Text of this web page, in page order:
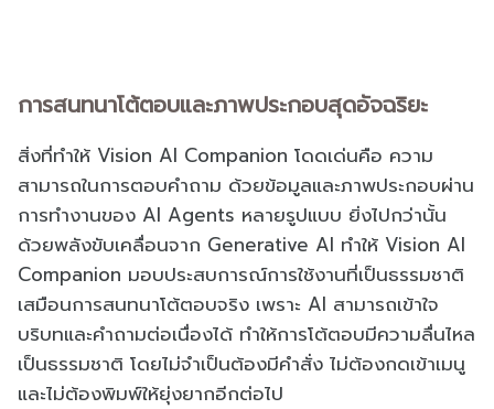
การสนทนาโต้ตอบและภาพประกอบสุดอัจฉริยะ
สิ่งที่ทำให้ Vision AI Companion โดดเด่นคือ ความ
สามารถในการตอบคำถาม ด้วยข้อมูลและภาพประกอบผ่าน
การทำงานของ AI Agents หลายรูปแบบ ยิ่งไปกว่านั้น
ด้วยพลังขับเคลื่อนจาก Generative AI ทำให้ Vision AI
Companion มอบประสบการณ์การใช้งานที่เป็นธรรมชาติ
เสมือนการสนทนาโต้ตอบจริง เพราะ AI สามารถเข้าใจ
บริบทและคำถามต่อเนื่องได้ ทำให้การโต้ตอบมีความลื่นไหล
เป็นธรรมชาติ โดยไม่จำเป็นต้องมีคำสั่ง ไม่ต้องกดเข้าเมนู
และไม่ต้องพิมพ์ให้ยุ่งยากอีกต่อไป